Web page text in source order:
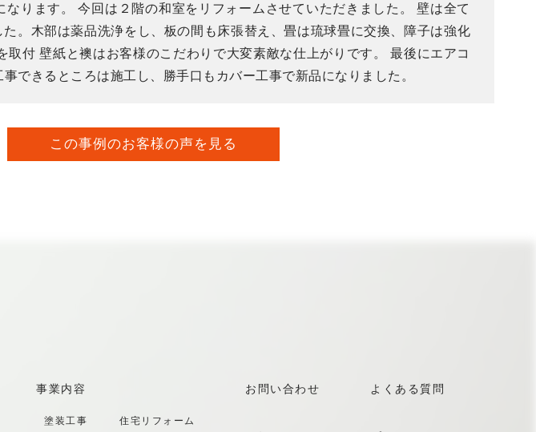
ります。 今回は２階の和室をリフォームさせていただきました。 壁は全て
。木部は薬品洗浄をし、板の間も床張替え、畳は琉球畳に交換、障子は強化
付 壁紙と襖はお客様のこだわりで大変素敵な仕上がりです。 最後にエアコ
できるところは施工し、勝手口もカバー工事で新品になりました。
この事例のお客様の声を見る
事業内容
塗装工事 住宅リフォーム
お問い合わせ よくある質問